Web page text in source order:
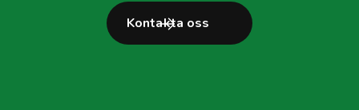
Kontakta oss